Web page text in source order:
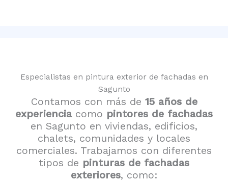
Especialistas en pintura exterior de fachadas en
Sagunto
Contamos con más de 15 años de
experienciacomo pintores de fachadas
en Sagunto en viviendas, edificios,
chalets, comunidades y locales
comerciales. Trabajamos con diferentes
tipos de pinturas de fachadas
exteriores, como: